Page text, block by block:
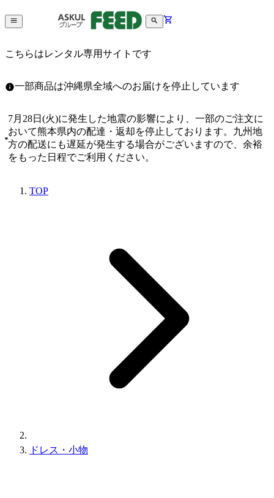
こちらはレンタル専用サイトです
一部商品は沖縄県全域へのお届けを停止しています
7月28日(火)に発生した地震の影響により、一部のご注文に
おいて熊本県内の配達・返却を停止しております。九州地
方の配送にも遅延が発生する場合がございますので、余裕
をもった日程でご利用ください。
TOP
ドレス・小物